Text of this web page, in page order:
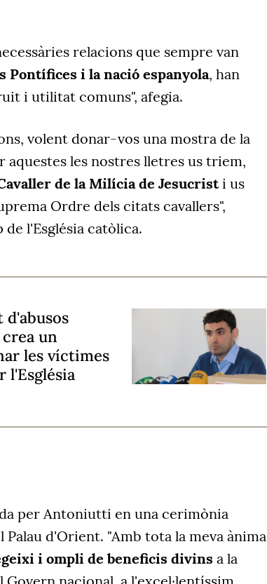
relacions que sempre van
Pontífices i la nació espanyola, han
i utilitat comuns", afegia.
volent donar-vos una mostra de la
aquestes les nostres lletres us triem,
de la Milícia de Jesucristi us
Ordre dels citats cavallers",
l'Església catòlica.
un
les víctimes
l'Església
per Antoniutti en una cerimònia
Palau d'Orient. "Amb tota la meva ànima
i ompli de beneficis divins a la